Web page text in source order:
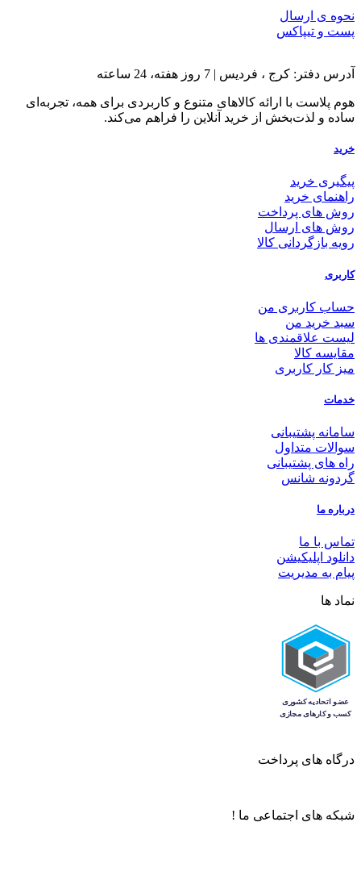
نحوه ی ارسال
پست و تیپاکس
آدرس دفتر: کرج ، فردیس | 7 روز هفته، 24 ساعته
هوم پلاست با ارائه کالاهای متنوع و کاربردی برای همه، تجربه‌ای
ساده و لذت‌بخش از خرید آنلاین را فراهم می‌کند.
خرید
پیگیری خرید
راهنمای خرید
روش های پرداخت
روش های ارسال
رویه بازگردانی کالا
کاربری
حساب کاربری من
سبد خرید من
لیست علاقمندی ها
مقایسه کالا
میز کار کاربری
خدمات
سامانه پشتیبانی
سوالات متداول
راه های پشتیبانی
گردونه شانس
درباره ما
تماس با ما
دانلود اپلیکیشن
پیام به مدیریت
نماد ها
درگاه های پرداخت
شبکه های اجتماعی ما !